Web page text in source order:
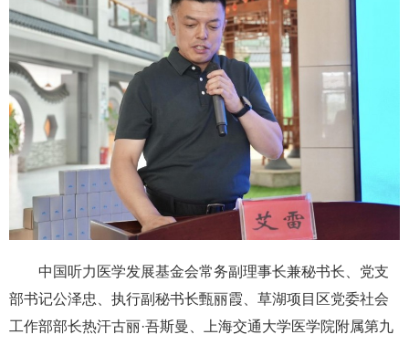
中国听力医学发展基金会常务副理事长兼秘书长、党支
部书记公泽忠、执行副秘书长甄丽霞、草湖项目区党委社会
工作部部长热汗古丽·吾斯曼、上海交通大学医学院附属第九